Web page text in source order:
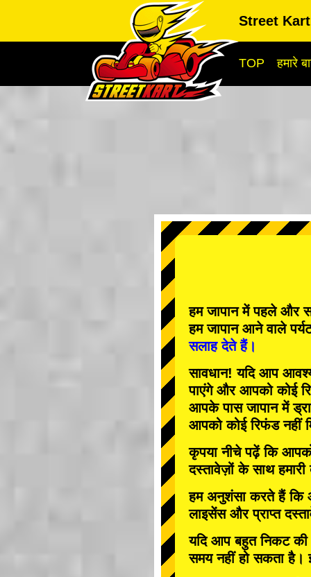
Street
TOP हमारे
हम जापान मेंपहलेऔर
हम जापान आने वाले
सलाह देते हैं।
सावधान! यदि आप
पाएंगे और आपको कोई
आपके पास जापान में
आपको कोई रिफंड नहीं
कृपया नीचे पढ़ें कि
दस्तावेज़ों के साथ
हम अनुशंसा करते हैं कि
लाइसेंस और प्राप्त
यदि आप बहुत निकट की
समय नहीं हो सकता है।